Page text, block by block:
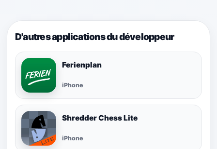
D'autres applications du développeur
Ferienplan
iPhone
Shredder Chess Lite
iPhone